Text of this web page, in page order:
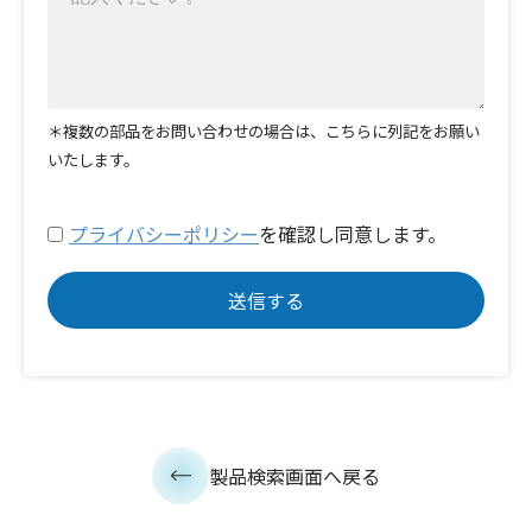
＊複数の部品をお問い合わせの場合は、こちらに列記をお願い
いたします。
プライバシーポリシーを確認し同意します。
製品検索画面へ戻る